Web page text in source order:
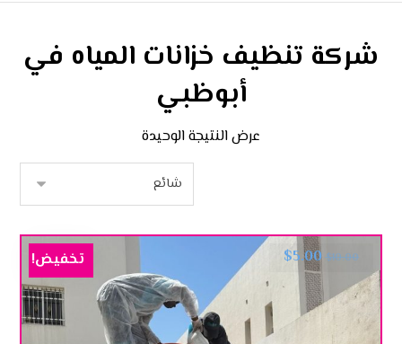
شركة تنظيف خزانات المياه في
أبوظبي
عرض النتيجة الوحيدة
$10.00
$5.00 تخفيض!